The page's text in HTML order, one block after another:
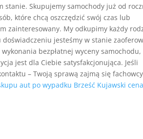
Skupujemy samochody już od
które chcą oszczędzić swój czas lub
zainteresowany. My odkupimy każdy
jesteśmy w stanie
bezpłatnej wyceny samochodu,
jest dla Ciebie satysfakcjonująca. Jeśli
– Twoją sprawą zajmą się
aut po wypadku Brześć Kujawski cena